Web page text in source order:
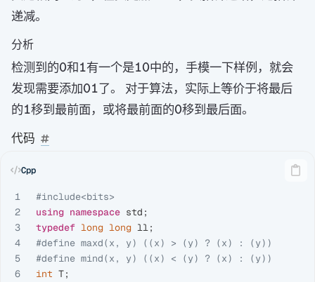
递减。
分析
检测到的\texttt{0}
0和\texttt{1}
1有一个是\texttt{10}
10中的，手模一下样例，就会
发现需要添加\texttt{01}
01了。 对于算法，实际上等价于将最后
的\texttt{1}
1移到最前面，或将最前面的\texttt{0}
0移到最后面。
代码
1
2
3
4
5
6
#include<bits>
using namespace std ;
typedef long long ll;
#define maxd(x, y) ((x) > (y) ? (x) : (y))
int T;